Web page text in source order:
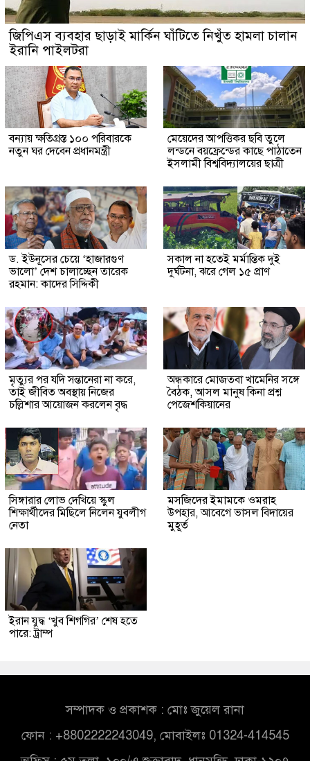
জিপিএস ব্যবহার ছাড়াই মার্কিন ঘাঁটিতে নিখুঁত হামলা চালান
ইরানি পাইলটরা
বন্যায় ক্ষতিগ্রস্ত ১০০ পরিবারকে
নতুন ঘর দেবেন প্রধানমন্ত্রী
মেয়েদের আপত্তিকর ছবি তুলে
লন্ডনে বয়ফ্রেন্ডের কাছে পাঠাতেন
ইসলামী বিশ্ববিদ্যালয়ের ছাত্রী
ড. ইউনূসের চেয়ে ‘হাজারগুণ
ভালো’ দেশ চালাচ্ছেন তারেক
রহমান: কাদের সিদ্দিকী
সকাল না হতেই মর্মান্তিক দুই
দুর্ঘটনা, ঝরে গেল ১৫ প্রাণ
মৃত্যুর পর যদি সন্তানেরা না করে,
তাই জীবিত অবস্থায় নিজের
চল্লিশার আয়োজন করলেন বৃদ্ধ
অন্ধকারে মোজতবা খামেনির সঙ্গে
বৈঠক, আসল মানুষ কিনা প্রশ্ন
পেজেশকিয়ানের
সিঙ্গারার লোভ দেখিয়ে স্কুল
শিক্ষার্থীদের মিছিলে নিলেন যুবলীগ
নেতা
মসজিদের ইমামকে ওমরাহ
উপহার, আবেগে ভাসল বিদায়ের
মুহূর্ত
ইরান যুদ্ধ ‘খুব শিগগির’ শেষ হতে
পারে: ট্রাম্প
সম্পাদক ও প্রকাশক : মোঃ জুয়েল রানা
ফোন : +8802222243049, মোবাইলঃ 01324-414545